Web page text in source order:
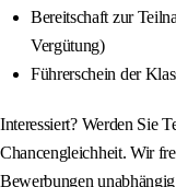
Bereitschaft zur
Vergütung)
Führerschein der
Interessiert? Werden Sie
Chancengleichheit. Wir
Bewerbungen